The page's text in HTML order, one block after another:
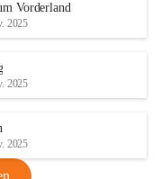
Vorderland
2025
2025
2025